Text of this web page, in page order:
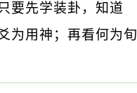
要先学装卦，知道
为用神；再看何为旬